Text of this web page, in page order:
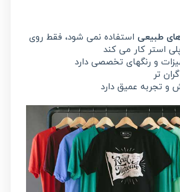
طبیعی استفاده نمی شود، فقط روی
استر کار می کند
و رنگهای تخصصی دارد
گران تر
و تجربه عمیق دارد